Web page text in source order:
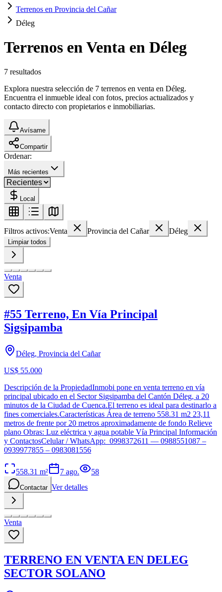
Terrenos en Provincia del Cañar
Déleg
Terrenos en Venta en Déleg
7 resultados
Explora nuestra selección de 7 terrenos en venta en Déleg.
Encuentra el inmueble ideal con fotos, precios actualizados y
contacto directo con propietarios e inmobiliarias.
Avísame
Compartir
Ordenar:
Más recientes
Local
Filtros activos:Venta Provincia del Cañar Déleg
Limpiar todos
Venta
#55 Terreno, En Vía Principal
Sigsipamba
Déleg, Provincia del Cañar
US$ 55.000
Descripción de la PropiedadInmobi pone en venta terreno en vía
principal ubicado en el Sector Sigsipamba del Cantón Déleg, a 20
minutos de la Ciudad de Cuenca.El terreno es ideal para destinarlo a
fines comerciales.Características Área de terreno 558.31 m2 23,11
metros de frente por 20 metros aproximadamente de fondo Relieve
plano Obras: Luz eléctrica y agua potable Vía Principal Información
y ContactosCelular / WhatsApp: 0998372611 –– 0988551087 –
0939977855 – 0983081556
558.31 m² 7 ago. 58
Contactar Ver detalles
Venta
TERRENO EN VENTA EN DELEG
SECTOR SOLANO